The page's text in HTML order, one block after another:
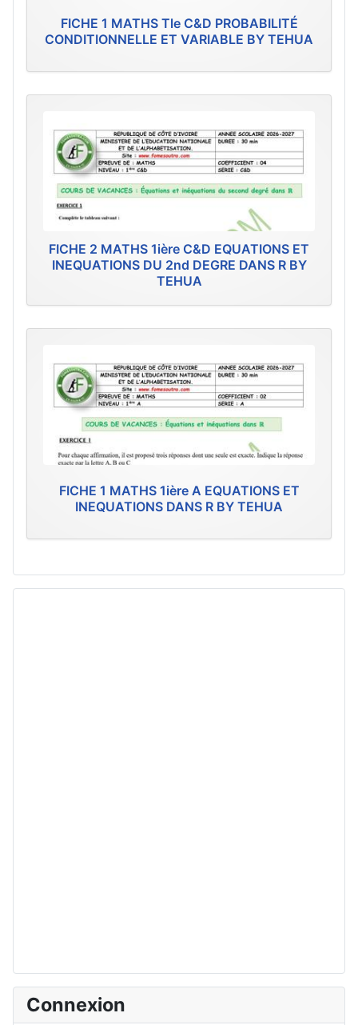
FICHE 1 MATHS Tle C&D PROBABILITÉ
CONDITIONNELLE ET VARIABLE BY TEHUA
FICHE 2 MATHS 1ière C&D EQUATIONS ET
INEQUATIONS DU 2nd DEGRE DANS R BY
TEHUA
FICHE 1 MATHS 1ière A EQUATIONS ET
INEQUATIONS DANS R BY TEHUA
Connexion